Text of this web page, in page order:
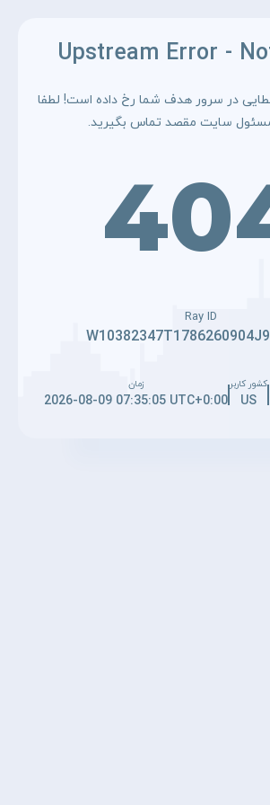
Upstream Error -
در سرور هدف شما رخ داده است! لطفا
مسئول سایت مقصد تماس بگیرید.
Ray ID
کشور کاربر
US
زمان
2026-08-09 07:35:05 UTC+0:00